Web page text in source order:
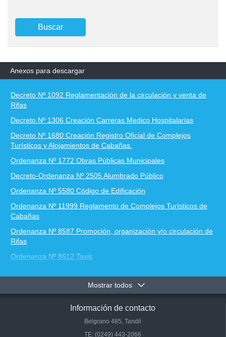
Anexos para descargar
Decreto Nº 1092 Reglamentación de la circulación y venta de
Rifas
Decreto Nº 1306 Creación Carreras Medico Hospitalarias
Decreto Nº 1680 Creación Registro Oficial de Complejos
Turísticos y Alojamientos de Cabañas.
Ordenanza Nº 1772 Obras Públicas Municipales
Decreto-Ordenanza Nº 2505 Alumbrado Público
Ordenanza Nº 5580 Código de Edificación
Ordenanza Nº 11999 Reglamento de Complejos Turísticos de
Cabañas
Ordenanza Nº 8587 Promoción, organización y/o circulación de
Rifas
Ordenanza Nº 8612 Taxis
Ordenanza Nº 8867 Ruidos Molestos
publicidad del tabaco en el Partido de Tandil.
Mostrar todos
Información de contacto
Belgrano 485, Tandil
TE: (0249) 443-2066